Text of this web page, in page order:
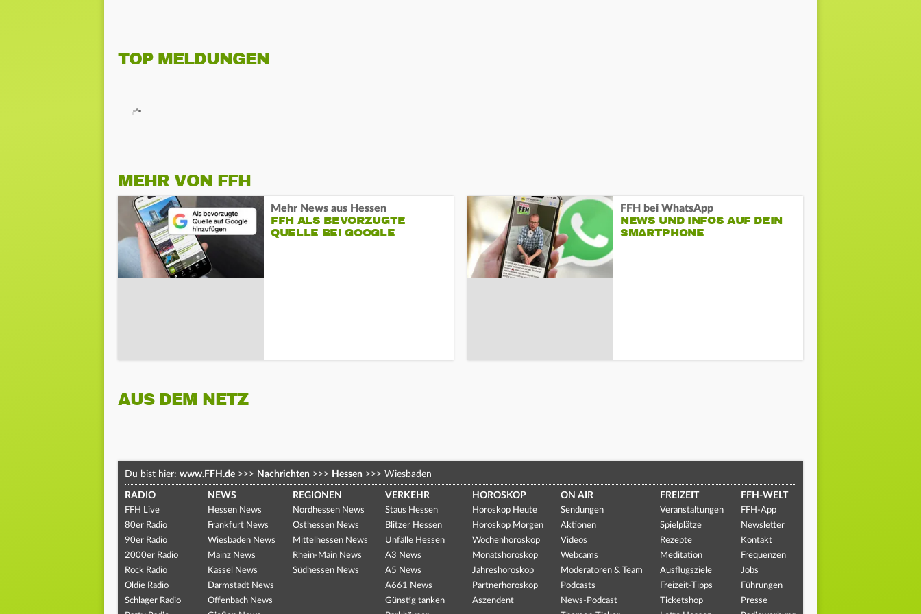
TOP MELDUNGEN
MEHR VON FFH
Mehr News aus Hessen
FFH ALS BEVORZUGTE
QUELLE BEI GOOGLE
FFH bei WhatsApp
NEWS UND INFOS AUF DEIN
SMARTPHONE
AUS DEM NETZ
Du bist hier: www.FFH.de >>> Nachrichten >>> Hessen >>> Wiesbaden
RADIO
FFH Live
80er Radio
90er Radio
2000er Radio
Rock Radio
Oldie Radio
Schlager Radio
NEWS
Hessen News
Frankfurt News
Wiesbaden News
Mainz News
Kassel News
Darmstadt News
Offenbach News
REGIONEN
Nordhessen News
Osthessen News
Mittelhessen News
Rhein-Main News
Südhessen News
VERKEHR
Staus Hessen
Blitzer Hessen
Unfälle Hessen
A3 News
A5 News
A661 News
Günstig tanken
HOROSKOP
Horoskop Heute
Horoskop Morgen
Wochenhoroskop
Monatshoroskop
Jahreshoroskop
Partnerhoroskop
Aszendent
ON AIR
Sendungen
Aktionen
Videos
Webcams
Moderatoren & Team
Podcasts
News-Podcast
FREIZEIT
Veranstaltungen
Spielplätze
Rezepte
Meditation
Ausflugsziele
Freizeit-Tipps
Ticketshop
FFH-WELT
FFH-App
Newsletter
Kontakt
Frequenzen
Jobs
Führungen
Presse